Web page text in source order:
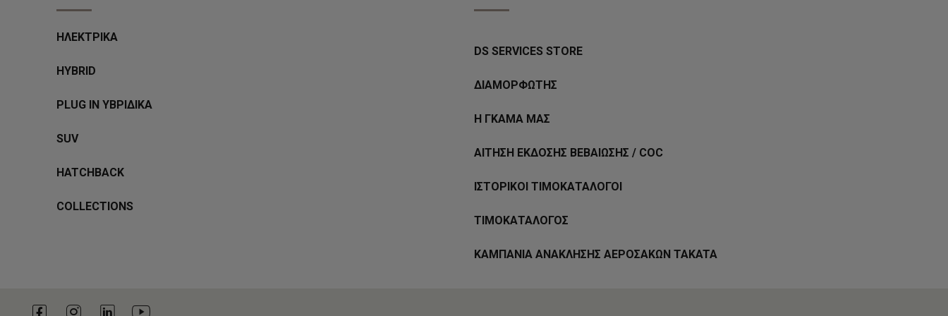
ΗΛΕΚΤΡΙΚΑ
HYBRID
PLUG IN ΥΒΡΙΔΙΚΑ
SUV
HATCHBACK
COLLECTIONS
DS SERVICES STORE
ΔΙΑΜΟΡΦΩΤΗΣ
Η ΓΚΑΜΑ ΜΑΣ
ΑΙΤΗΣΗ ΕΚΔΟΣΗΣ ΒΕΒΑΙΩΣΗΣ / COC
ΙΣΤΟΡΙΚΟΙ ΤΙΜΟΚΑΤΑΛΟΓΟΙ
ΤΙΜΟΚΑΤΑΛΟΓΟΣ
ΚΑΜΠΑΝΙΑ ΑΝΑΚΛΗΣΗΣ ΑΕΡΟΣΑΚΩΝ TAKATA